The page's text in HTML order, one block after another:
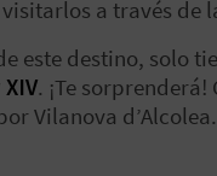
a través de
este destino, solo
. ¡Te
Vilanova